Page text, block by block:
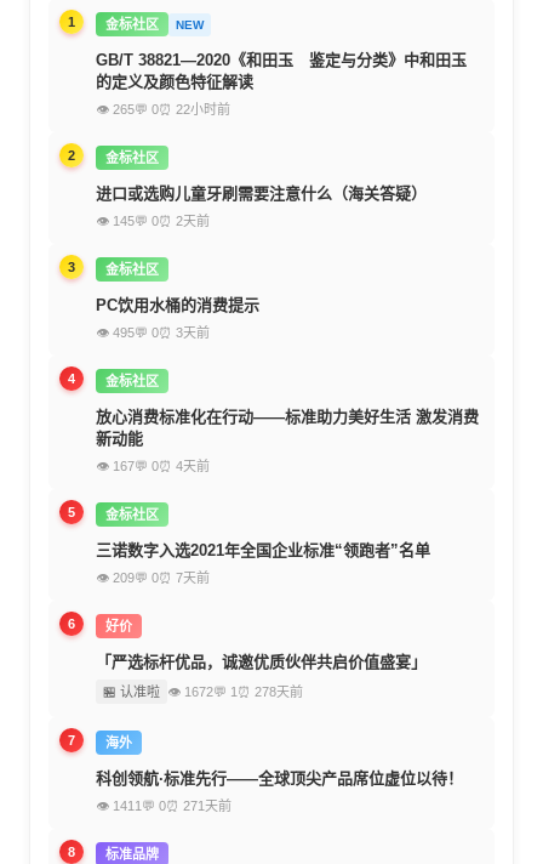
1 金标社区 NEW
GB/T 38821—2020《和田玉 鉴定与分类》中和田玉
的定义及颜色特征解读
👁 265💬 0⏰ 22小时前
2 金标社区
进口或选购儿童牙刷需要注意什么（海关答疑）
👁 145💬 0⏰ 2天前
3 金标社区
PC饮用水桶的消费提示
👁 495💬 0⏰ 3天前
4 金标社区
放心消费标准化在行动——标准助力美好生活 激发消费
新动能
👁 167💬 0⏰ 4天前
5 金标社区
三诺数字入选2021年全国企业标准“领跑者”名单
👁 209💬 0⏰ 7天前
6 好价
「严选标杆优品，诚邀优质伙伴共启价值盛宴」
🏪 认准啦 👁 1672💬 1 ⏰ 278天前
7 海外
科创领航·标准先行——全球顶尖产品席位虚位以待！
👁 1411 💬 0⏰ 271天前
8 标准品牌